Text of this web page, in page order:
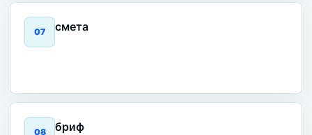
07 смета
08 бриф